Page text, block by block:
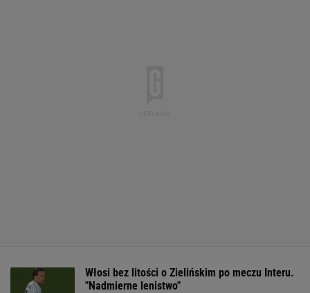
Włosi bez litości o Zielińskim po meczu Interu.
"Nadmierne lenistwo"